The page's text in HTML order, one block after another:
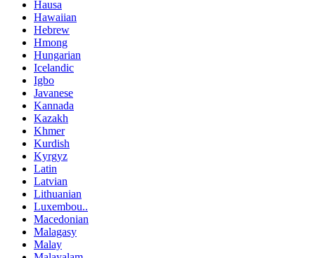
Hausa
Hawaiian
Hebrew
Hmong
Hungarian
Icelandic
Igbo
Javanese
Kannada
Kazakh
Khmer
Kurdish
Kyrgyz
Latin
Latvian
Lithuanian
Luxembou..
Macedonian
Malagasy
Malay